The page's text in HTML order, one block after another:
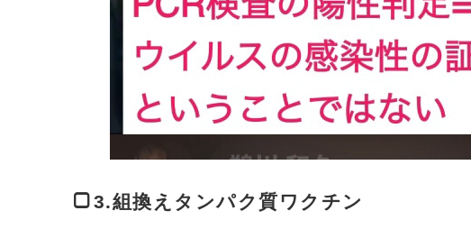
3.組換えタンパク質ワクチン